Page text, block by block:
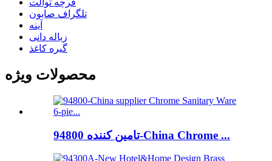
فرچه توالت
تلگراف صابون
آینه
زباله دانی
گیره کاغذ
محصولات ویژه
تامین کننده 94800-China Chrome ...